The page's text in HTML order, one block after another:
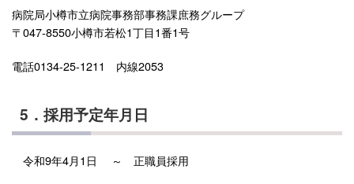
病院局小樽市立病院事務部事務課庶務グループ
〒047-8550小樽市若松1丁目1番1号
電話0134-25-1211 内線2053
5．採用予定年月日
令和9年4月1日 ～ 正職員採用